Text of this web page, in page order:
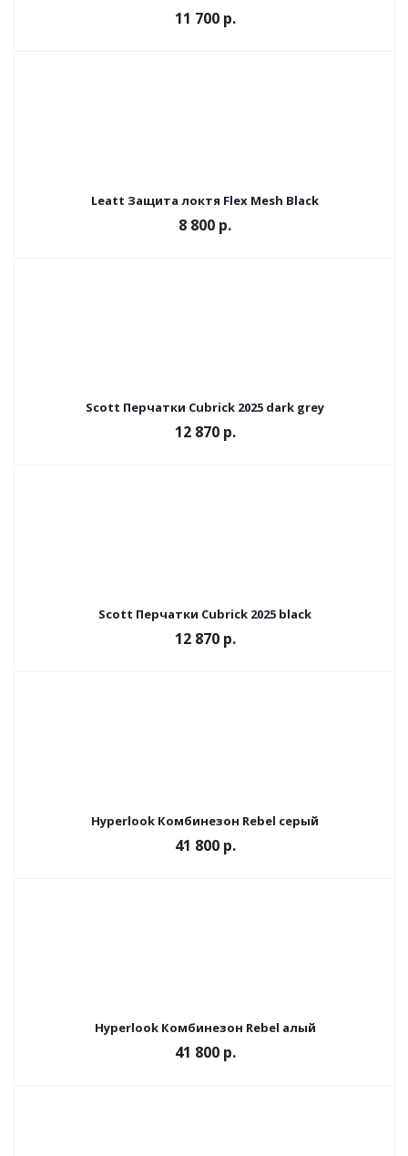
11 700 р.
Leatt Защита локтя Flex Mesh Black
8 800 р.
Scott Перчатки Cubrick 2025 dark grey
12 870 р.
Scott Перчатки Cubrick 2025 black
12 870 р.
Hyperlook Комбинезон Rebel серый
41 800 р.
Hyperlook Комбинезон Rebel алый
41 800 р.